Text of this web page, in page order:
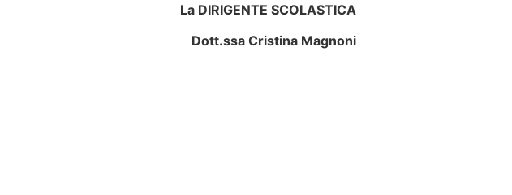
La DIRIGENTE SCOLASTICA
Dott.ssa Cristina Magnoni